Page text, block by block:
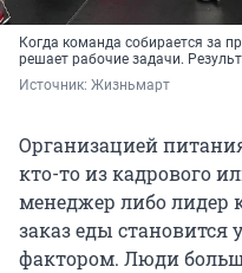
Когда команда собирается за
решает рабочие задачи.
Источник: Жизньмарт
Организацией
кто-то из кадрового
менеджер либо лидер
заказ еды
фактором. Люди